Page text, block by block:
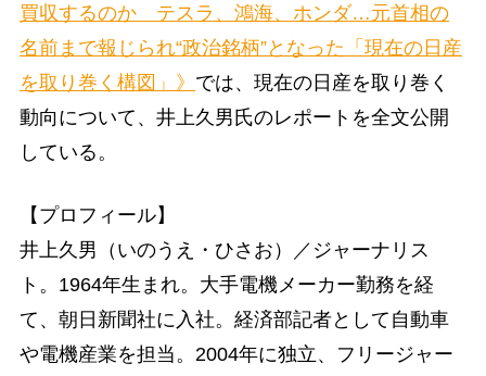
買収するのか テスラ、鴻海、ホンダ…元首相の
名前まで報じられ“政治銘柄”となった「現在の日産
を取り巻く構図」》 では、現在の日産を取り巻く
動向について、井上久男氏のレポートを全文公開
している。
【プロフィール】
井上久男（いのうえ・ひさお）／ジャーナリス
ト。1964年生まれ。大手電機メーカー勤務を経
て、朝日新聞社に入社。経済部記者として自動車
や電機産業を担当。2004年に独立、フリージャー